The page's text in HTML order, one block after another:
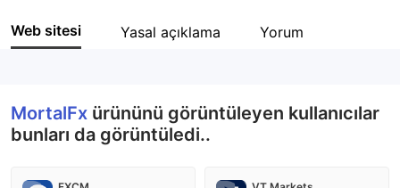
Şirket Adı
Web sitesi Yasal açıklama Yorum
MortalFx ürününü görüntüleyen kullanıcılar
bunları da görüntüledi..